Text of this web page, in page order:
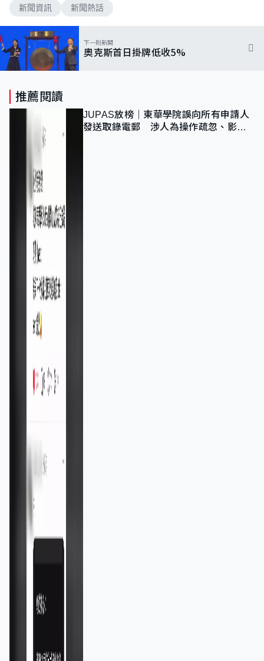
新聞資訊 新聞熱話
下一則新聞
奧克斯首日掛牌低收5%
推薦閱讀
JUPAS放榜｜東華學院誤向所有申請人
發送取錄電郵 涉人為操作疏忽、影響